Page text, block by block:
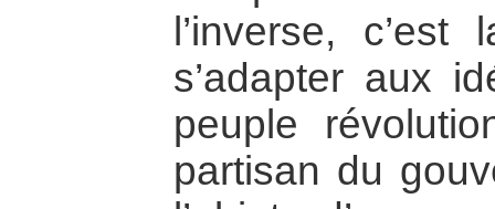
l’inverse,
s’adapter aux
peuple
partisan du